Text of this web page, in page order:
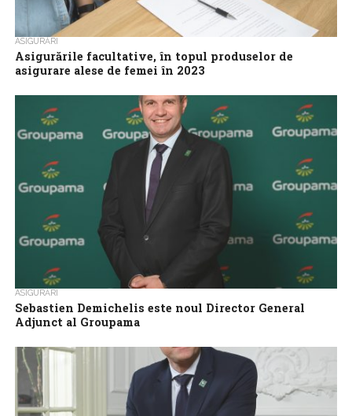
ASIGURĂRI
Asigurările facultative, în topul produselor de
asigurare alese de femei în 2023
alese de femei în 2023, conform unui studiu comandat de
Groupama și realizat împreună...
ASIGURĂRI
Sebastien Demichelis este noul Director General
Adjunct al Groupama
Director General Adjunct, începând cu data de 22 decembrie
2023. ”Fac parte din...